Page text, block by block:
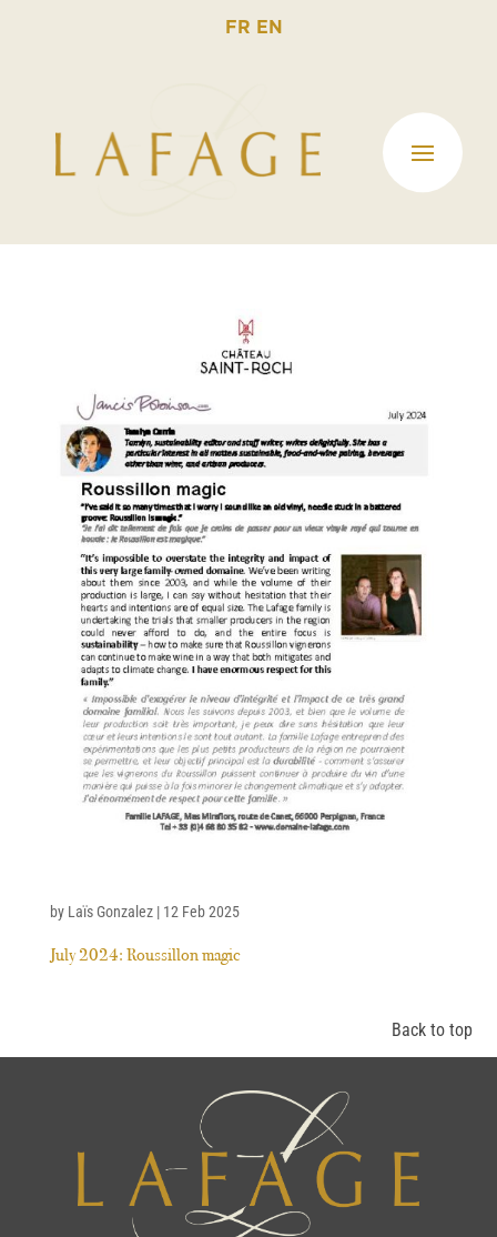
FR EN
July 2024: Roussillon magic
by Laïs Gonzalez| 12 Feb 2025
Back to top